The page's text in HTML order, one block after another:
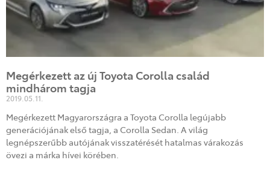
Megérkezett az új Toyota Corolla család
mindhárom tagja
2019.05.11.
Megérkezett Magyarországra a Toyota Corolla legújabb
generációjának első tagja, a Corolla Sedan. A világ
legnépszerűbb autójának visszatérését hatalmas várakozás
övezi a márka hívei körében.